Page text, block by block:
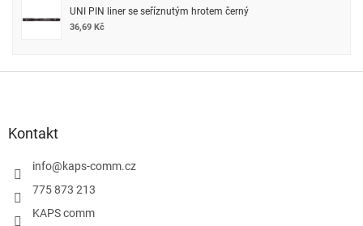
UNI PIN liner se seříznutým hrotem černý
36,69 Kč
Kontakt
info@kaps-comm.cz
775 873 213
KAPS comm